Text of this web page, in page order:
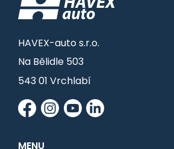
HAVEX-auto s.r.o.
Na Bělidle 503
543 01 Vrchlabí
MENU